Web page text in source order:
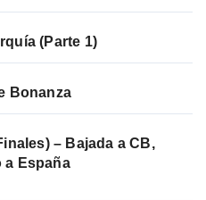
(Parte 1)
Bonanza
– Bajada a CB,
a España